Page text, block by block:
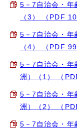
5－7自治会・年
（3） （PDF
5－7自治会・年
（4） （PDF
5－7自治会・年
洲）（1） （
5－7自治会・年
洲）（2） （
5－7自治会・年